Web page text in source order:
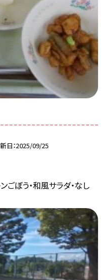
日 2025/09/25
ごぼう・和風サラダ・なし